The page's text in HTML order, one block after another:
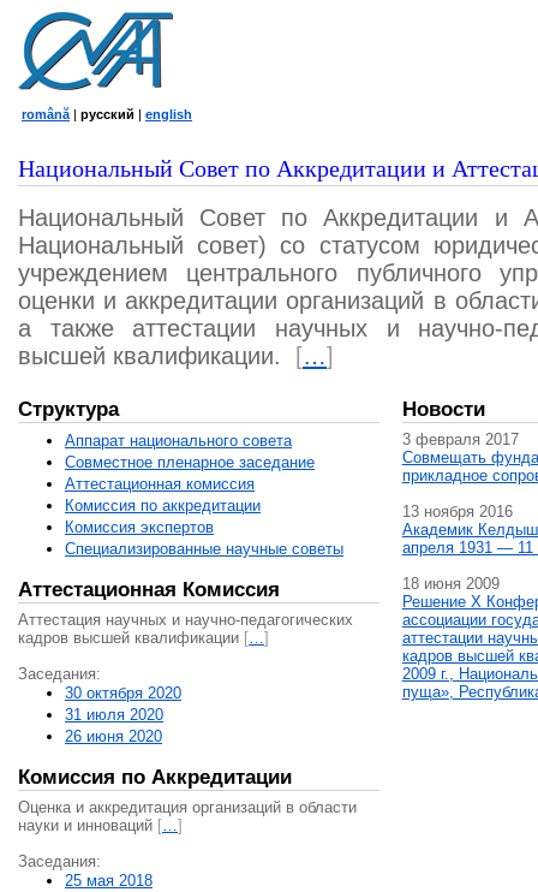
română | русский | english
Национальный Совет по Аккредитации и
Национальный Совет по Аккредитации и
Национальный совет) со статусом
учреждением центрального публичного
оценки и аккредитации организаций в
а также аттестации научных и научно-
высшей квалификации.
[…]
Структура
Аппарат национального совета
Совместное пленарное заседание
Аттестационная комисcия
Комиссия по аккредитации
Комиссия экспертов
Специализированные научные советы
Аттестационная Комиссия
Аттестация научных и научно-педагогических
кадров высшей квалификации […]
Заседания:
30 октября 2020
31 июля 2020
26 июня 2020
Комиссия по Аккредитации
Оценка и аккредитация организаций в области
науки и инноваций […]
Заседания:
25 мая 2018
Новости
3 февраля 2017
Совмещать
прикладное
13 ноября 2016
Академик
апреля 1931 — 11
18 июня 2009
Решение X
ассоциации
аттестации
кадров высшей
2009 г.,
пуща»,